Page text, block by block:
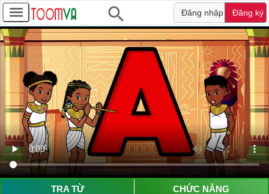
Đăng nhập Đăng ký
TRA TỪ CHỨC NĂNG